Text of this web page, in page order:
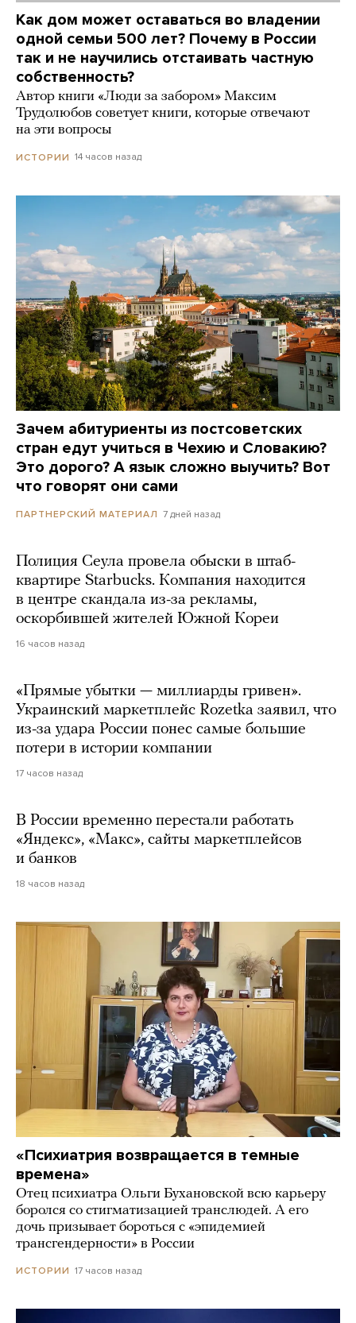
Как дом может оставаться во владении
одной семьи 500 лет? Почему в России
так и не научились отстаивать частную
собственность?
Автор книги «Люди за забором» Максим
Трудолюбов советует книги, которые отвечают
на эти вопросы
ИСТОРИИ 14 часов назад
Зачем абитуриенты из постсоветских
стран едут учиться в Чехию и Словакию?
Это дорого? А язык сложно выучить? Вот
что говорят они сами
ПАРТНЕРСКИЙ МАТЕРИАЛ 7 дней назад
Полиция Сеула провела обыски в штаб-
квартире Starbucks. Компания находится
в центре скандала из-за рекламы,
оскорбившей жителей Южной Кореи
16 часов назад
«Прямые убытки — миллиарды гривен».
Украинский маркетплейс Rozetka заявил, что
из-за удара России понес самые большие
потери в истории компании
17 часов назад
В России временно перестали работать
«Яндекс», «Макс», сайты маркетплейсов
и банков
18 часов назад
«Психиатрия возвращается в темные
времена»
Отец психиатра Ольги Бухановской всю карьеру
боролся со стигматизацией транслюдей. А его
дочь призывает бороться с «эпидемией
трансгендерности» в России
ИСТОРИИ 17 часов назад